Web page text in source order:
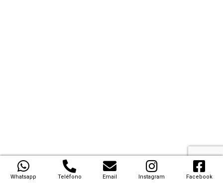
Whatsapp Teléfono Email Instagram Facebook